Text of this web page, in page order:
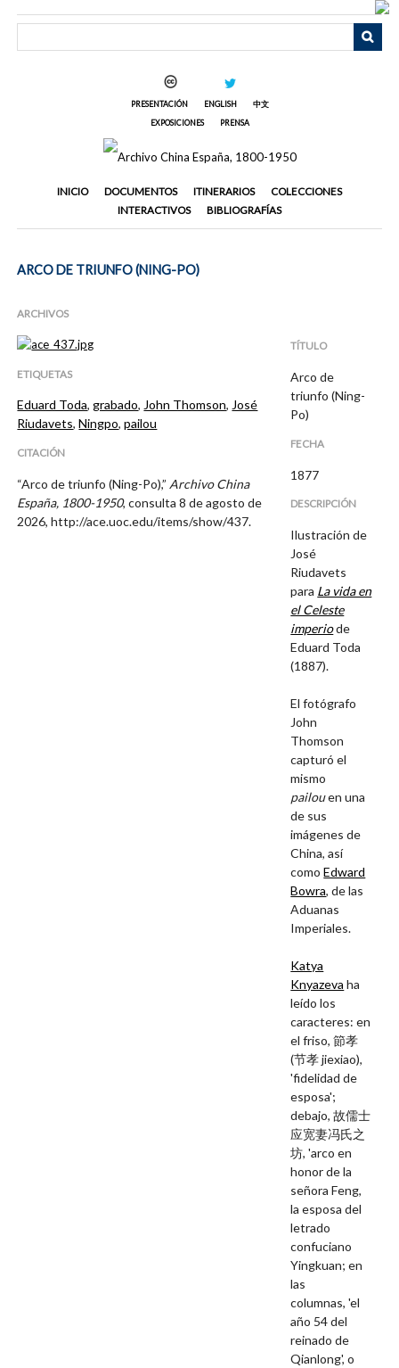
PRESENTACIÓN ENGLISH
中文
EXPOSICIONES
PRENSA
INICIO DOCUMENTOS ITINERARIOS
COLECCIONES
INTERACTIVOS
BIBLIOGRAFÍAS
ARCO DE TRIUNFO (NING-PO)
ARCHIVOS
ETIQUETAS
Eduard Toda,grabado,John Thomson,José
Riudavets,Ningpo,pailou
CITACIÓN
“Arco de triunfo (Ning-Po),” Archivo China
España, 1800-1950, consulta 8 de agosto de
2026,http://ace.uoc.edu/items/show/437.
TÍTULO
Arco de
triunfo (Ning-
Po)
FECHA
1877
DESCRIPCIÓN
Ilustración de
José
Riudavets
para La vida en
el Celeste
imperiode
Eduard Toda
(1887).
El fotógrafo
John
Thomson
capturó el
mismo
pailouen una
de sus
imágenes de
China, así
comoEdward
Bowra, de las
Aduanas
Imperiales.
Katya
Knyazeva ha
leído los
caracteres:en
el friso, 節孝
(节孝 jiexiao),
'fidelidad de
esposa';
debajo, 故儒士
应宽妻冯氏之
坊, 'arco en
honor de la
señora Feng,
la esposa del
letrado
confuciano
Yingkuan; en
las
columnas,'el
año 54 del
reinado de
Qianlong', o